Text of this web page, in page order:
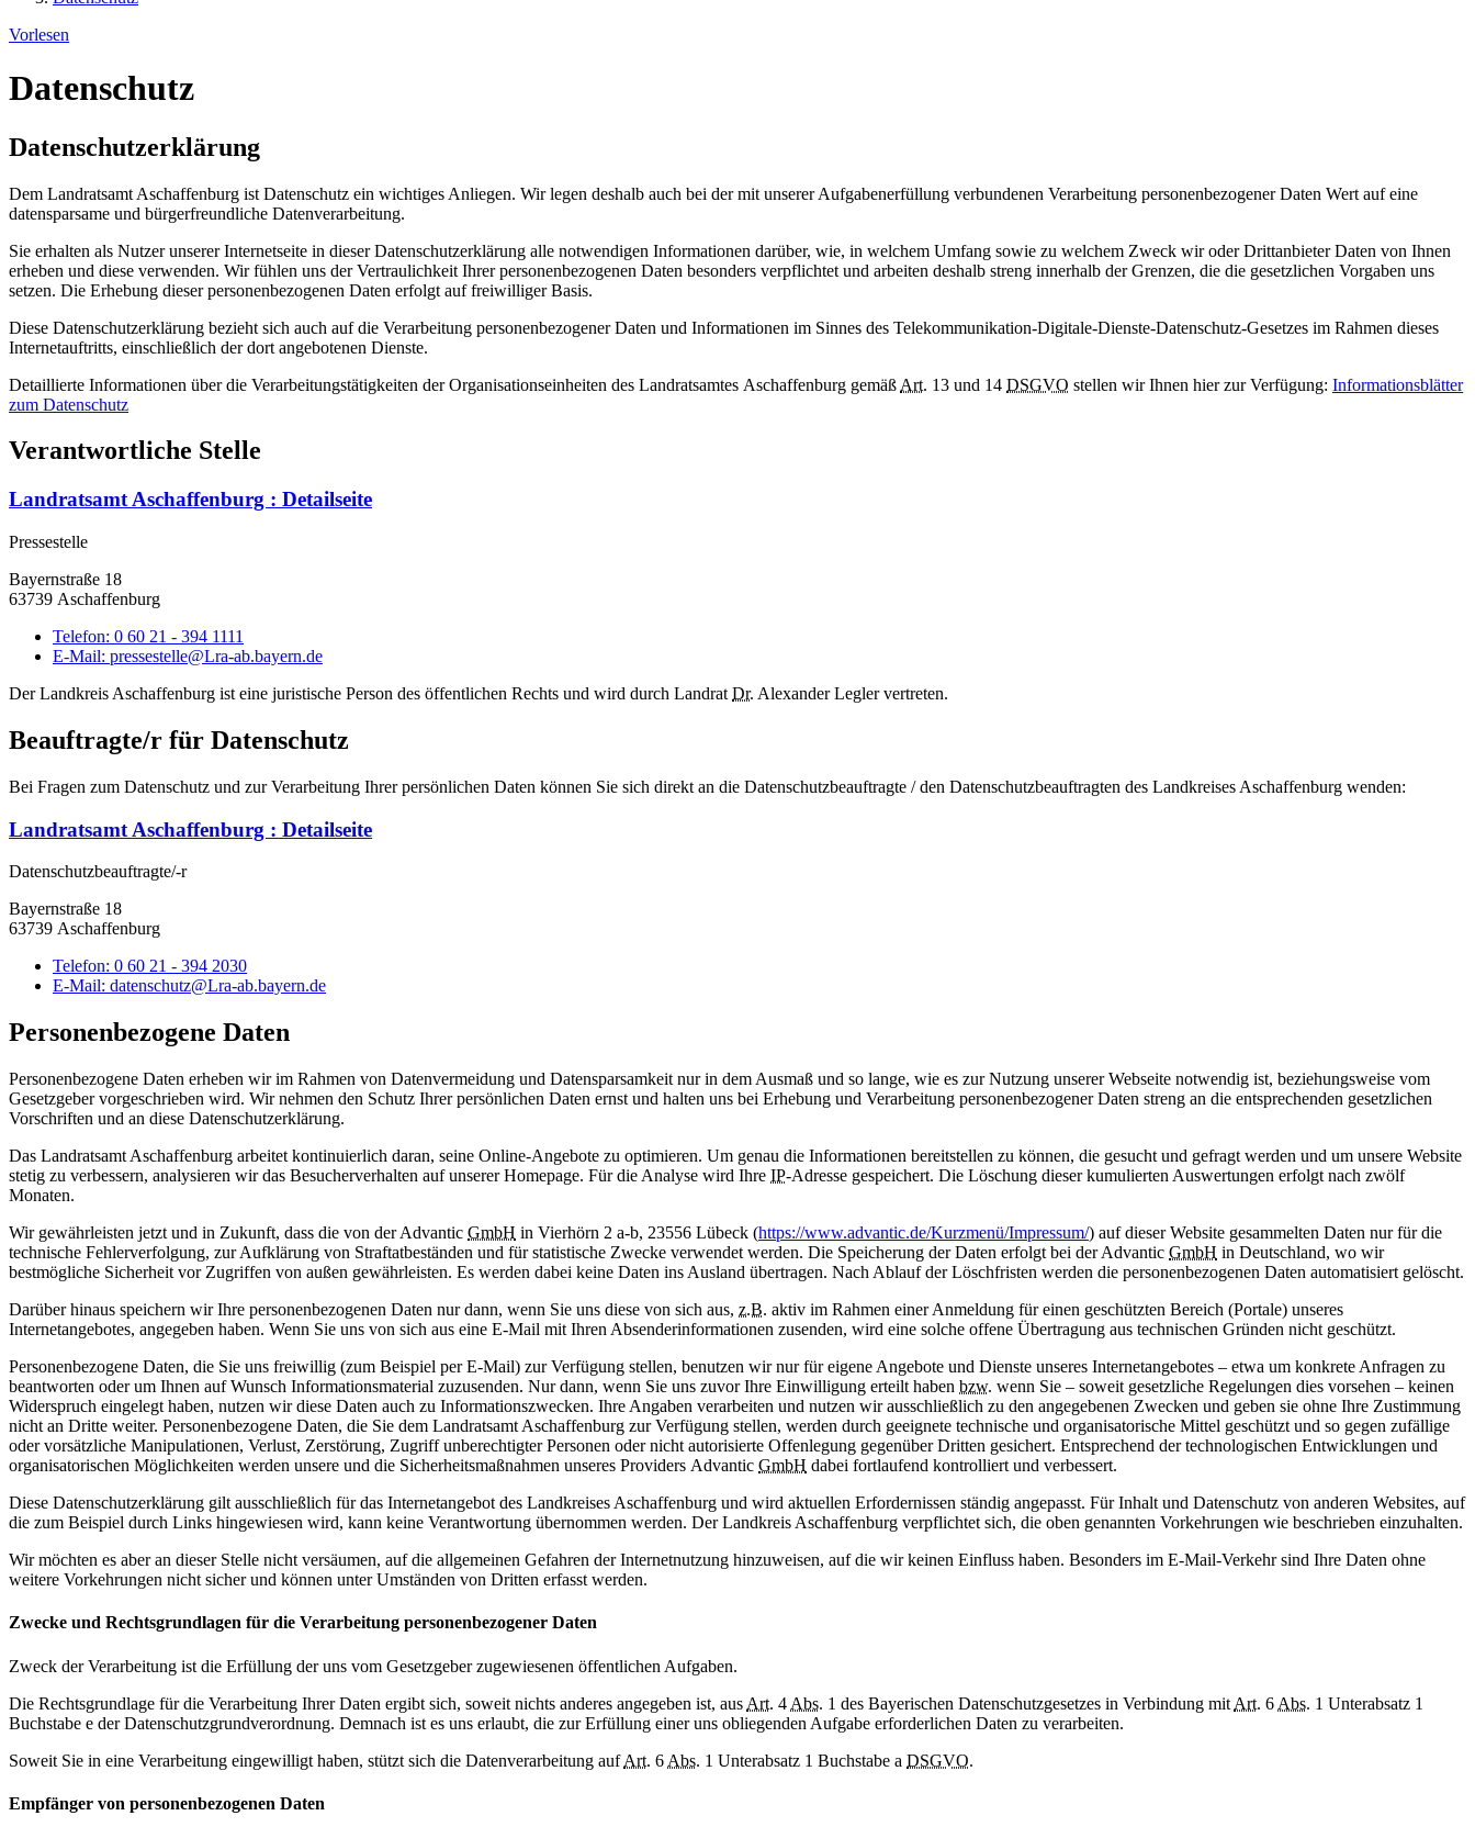
Vorlesen
Datenschutz
Datenschutzerklärung
Dem Landratsamt Aschaffenburg ist Datenschutz ein wichtiges Anliegen. Wir legen deshalb auch bei der mit unserer Aufgabenerfüllung verbundenen Verarbeitung personenbezogener Daten Wert auf eine
datensparsame und bürgerfreundliche Datenverarbeitung.
Sie erhalten als Nutzer unserer Internetseite in dieser Datenschutzerklärung alle notwendigen Informationen darüber, wie, in welchem Umfang sowie zu welchem Zweck wir oder Drittanbieter Daten von Ihnen
erheben und diese verwenden. Wir fühlen uns der Vertraulichkeit Ihrer personenbezogenen Daten besonders verpflichtet und arbeiten deshalb streng innerhalb der Grenzen, die die gesetzlichen Vorgaben uns
setzen. Die Erhebung dieser personenbezogenen Daten erfolgt auf freiwilliger Basis.
Diese Datenschutzerklärung bezieht sich auch auf die Verarbeitung personenbezogener Daten und Informationen im Sinnes des Telekommunikation-Digitale-Dienste-Datenschutz-Gesetzes im Rahmen dieses
Internetauftritts, einschließlich der dort angebotenen Dienste.
Detaillierte Informationen über die Verarbeitungstätigkeiten der Organisationseinheiten des Landratsamtes Aschaffenburg gemäß Art. 13 und 14 DSGVO stellen wir Ihnen hier zur Verfügung: Informationsblätter
zum Datenschutz
Verantwortliche Stelle
Landratsamt Aschaffenburg : Detailseite
Pressestelle
Bayernstraße 18
63739 Aschaffenburg
Telefon: 0 60 21 - 394 1111
E-Mail: pressestelle@Lra-ab.bayern.de
Der Landkreis Aschaffenburg ist eine juristische Person des öffentlichen Rechts und wird durch Landrat Dr. Alexander Legler vertreten.
Beauftragte/r für Datenschutz
Bei Fragen zum Datenschutz und zur Verarbeitung Ihrer persönlichen Daten können Sie sich direkt an die Datenschutzbeauftragte / den Datenschutzbeauftragten des Landkreises Aschaffenburg wenden:
Landratsamt Aschaffenburg : Detailseite
Datenschutzbeauftragte/-r
Bayernstraße 18
63739 Aschaffenburg
Telefon: 0 60 21 - 394 2030
E-Mail: datenschutz@Lra-ab.bayern.de
Personenbezogene Daten
Personenbezogene Daten erheben wir im Rahmen von Datenvermeidung und Datensparsamkeit nur in dem Ausmaß und so lange, wie es zur Nutzung unserer Webseite notwendig ist, beziehungsweise vom
Gesetzgeber vorgeschrieben wird. Wir nehmen den Schutz Ihrer persönlichen Daten ernst und halten uns bei Erhebung und Verarbeitung personenbezogener Daten streng an die entsprechenden gesetzlichen
Vorschriften und an diese Datenschutzerklärung.
Das Landratsamt Aschaffenburg arbeitet kontinuierlich daran, seine Online-Angebote zu optimieren. Um genau die Informationen bereitstellen zu können, die gesucht und gefragt werden und um unsere Website
stetig zu verbessern, analysieren wir das Besucherverhalten auf unserer Homepage. Für die Analyse wird Ihre IP-Adresse gespeichert. Die Löschung dieser kumulierten Auswertungen erfolgt nach zwölf
Monaten.
Wir gewährleisten jetzt und in Zukunft, dass die von der Advantic GmbH in Vierhörn 2 a-b, 23556 Lübeck (https://www.advantic.de/Kurzmenü/Impressum/) auf dieser Website gesammelten Daten nur für die
technische Fehlerverfolgung, zur Aufklärung von Straftatbeständen und für statistische Zwecke verwendet werden. Die Speicherung der Daten erfolgt bei der Advantic GmbH in Deutschland, wo wir
bestmögliche Sicherheit vor Zugriffen von außen gewährleisten. Es werden dabei keine Daten ins Ausland übertragen. Nach Ablauf der Löschfristen werden die personenbezogenen Daten automatisiert gelöscht.
Darüber hinaus speichern wir Ihre personenbezogenen Daten nur dann, wenn Sie uns diese von sich aus, z.B. aktiv im Rahmen einer Anmeldung für einen geschützten Bereich (Portale) unseres
Internetangebotes, angegeben haben. Wenn Sie uns von sich aus eine E-Mail mit Ihren Absenderinformationen zusenden, wird eine solche offene Übertragung aus technischen Gründen nicht geschützt.
Personenbezogene Daten, die Sie uns freiwillig (zum Beispiel per E-Mail) zur Verfügung stellen, benutzen wir nur für eigene Angebote und Dienste unseres Internetangebotes – etwa um konkrete Anfragen zu
beantworten oder um Ihnen auf Wunsch Informationsmaterial zuzusenden. Nur dann, wenn Sie uns zuvor Ihre Einwilligung erteilt haben bzw. wenn Sie – soweit gesetzliche Regelungen dies vorsehen – keinen
Widerspruch eingelegt haben, nutzen wir diese Daten auch zu Informationszwecken. Ihre Angaben verarbeiten und nutzen wir ausschließlich zu den angegebenen Zwecken und geben sie ohne Ihre Zustimmung
nicht an Dritte weiter. Personenbezogene Daten, die Sie dem Landratsamt Aschaffenburg zur Verfügung stellen, werden durch geeignete technische und organisatorische Mittel geschützt und so gegen zufällige
oder vorsätzliche Manipulationen, Verlust, Zerstörung, Zugriff unberechtigter Personen oder nicht autorisierte Offenlegung gegenüber Dritten gesichert. Entsprechend der technologischen Entwicklungen und
organisatorischen Möglichkeiten werden unsere und die Sicherheitsmaßnahmen unseres Providers Advantic GmbH dabei fortlaufend kontrolliert und verbessert.
Diese Datenschutzerklärung gilt ausschließlich für das Internetangebot des Landkreises Aschaffenburg und wird aktuellen Erfordernissen ständig angepasst. Für Inhalt und Datenschutz von anderen Websites, auf
die zum Beispiel durch Links hingewiesen wird, kann keine Verantwortung übernommen werden. Der Landkreis Aschaffenburg verpflichtet sich, die oben genannten Vorkehrungen wie beschrieben einzuhalten.
Wir möchten es aber an dieser Stelle nicht versäumen, auf die allgemeinen Gefahren der Internetnutzung hinzuweisen, auf die wir keinen Einfluss haben. Besonders im E-Mail-Verkehr sind Ihre Daten ohne
weitere Vorkehrungen nicht sicher und können unter Umständen von Dritten erfasst werden.
Zwecke und Rechtsgrundlagen für die Verarbeitung personenbezogener Daten
Zweck der Verarbeitung ist die Erfüllung der uns vom Gesetzgeber zugewiesenen öffentlichen Aufgaben.
Die Rechtsgrundlage für die Verarbeitung Ihrer Daten ergibt sich, soweit nichts anderes angegeben ist, aus Art. 4 Abs. 1 des Bayerischen Datenschutzgesetzes in Verbindung mit Art. 6 Abs. 1 Unterabsatz 1
Buchstabe e der Datenschutzgrundverordnung. Demnach ist es uns erlaubt, die zur Erfüllung einer uns obliegenden Aufgabe erforderlichen Daten zu verarbeiten.
Soweit Sie in eine Verarbeitung eingewilligt haben, stützt sich die Datenverarbeitung aufArt. 6 Abs. 1 Unterabsatz 1 Buchstabe a DSGVO.
Empfänger von personenbezogenen Daten